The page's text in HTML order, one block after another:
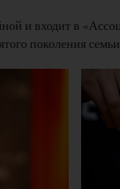
и входит в
поколения